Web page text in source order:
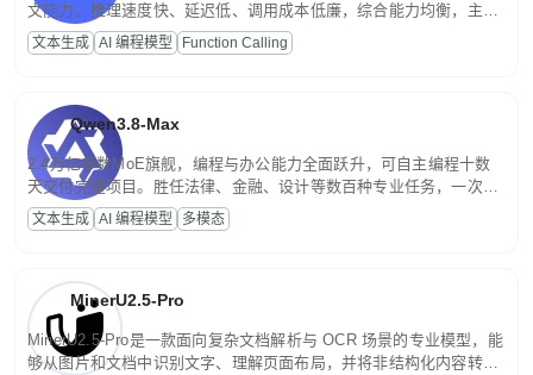
文能力。推理速度快、延迟低、调用成本低廉，综合能力均衡，主打
高并发、轻量化任务，适合日常对话、内容创作、基础 RAG、批量
文案处理等普惠刚需场景。
文本生成 AI 编程模型 Function Calling
Qwen3.8-Max
2.4万亿参数MoE旗舰，编程与办公能力全面跃升，可自主编程十数
天交付完整项目。胜任法律、金融、设计等数百种专业任务，一次对
话端到端交付生产级成果。原生视觉理解贯穿规划、执行与验证全流
程，支持超长文档与长视频的深度语义解析。长程任务中自主规划与
文本生成 AI 编程模型 多模态
MinerU2.5-Pro
MinerU2.5-Pro是一款面向复杂文档解析与 OCR 场景的专业模型，能
够从图片和文档中识别文字、理解页面布局，并将非结构化内容转换